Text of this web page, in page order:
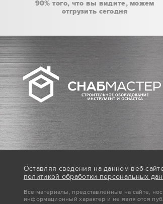
90% того, что вы видите, можем
отгрузить сегодня
Оставляя сведения на данном веб-
политикой обработки персональных
Все материалы, представленные на сайте,
информационный характер и не являются